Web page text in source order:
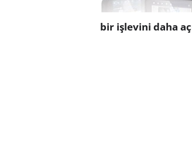
bir işlevini daha